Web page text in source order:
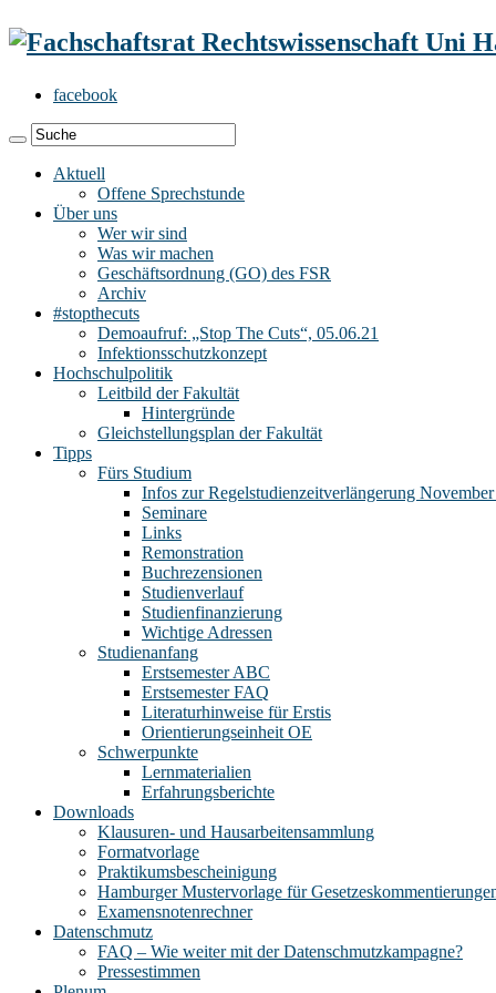
facebook
Aktuell
Offene Sprechstunde
Über uns
Wer wir sind
Was wir machen
Geschäftsordnung (GO) des FSR
Archiv
#stopthecuts
Demoaufruf: „Stop The Cuts“, 05.06.21
Infektionsschutzkonzept
Hochschulpolitik
Leitbild der Fakultät
Hintergründe
Gleichstellungsplan der Fakultät
Tipps
Fürs Studium
Infos zur Regelstudienzeitverlängerung
Seminare
Links
Remonstration
Buchrezensionen
Studienverlauf
Studienfinanzierung
Wichtige Adressen
Studienanfang
Erstsemester ABC
Erstsemester FAQ
Literaturhinweise für Erstis
Orientierungseinheit OE
Schwerpunkte
Lernmaterialien
Erfahrungsberichte
Downloads
Klausuren- und Hausarbeitensammlung
Formatvorlage
Praktikumsbescheinigung
Hamburger Mustervorlage für
Examensnotenrechner
Datenschmutz
FAQ – Wie weiter mit der Datenschmutzkampagne?
Pressestimmen